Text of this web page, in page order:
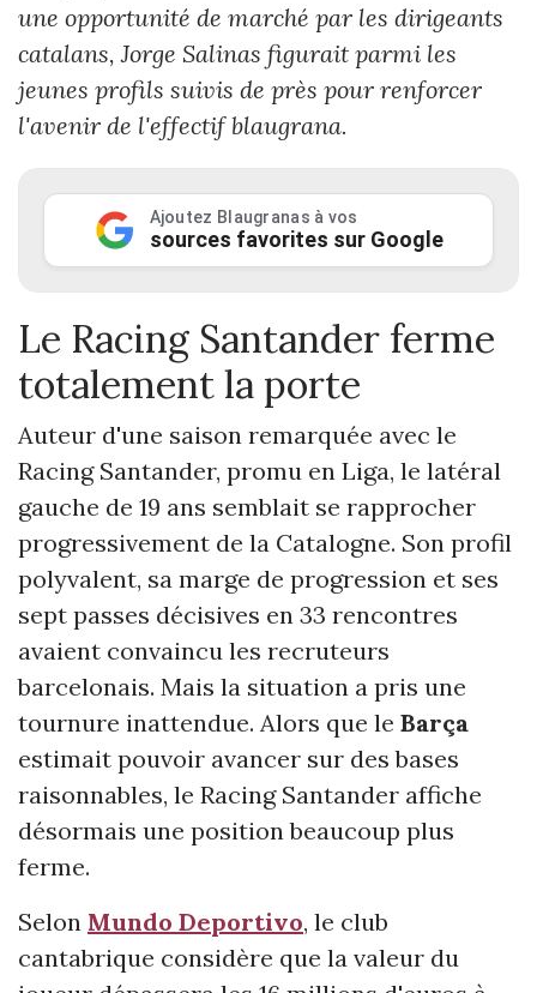
une opportunité de marché par les dirigeants
catalans, Jorge Salinas figurait parmi les
jeunes profils suivis de près pour renforcer
l'avenir de l'effectif blaugrana.
Ajoutez Blaugranas à vos
sources favorites sur Google
Le Racing Santander ferme
totalement la porte
Auteur d'une saison remarquée avec le
Racing Santander, promu en Liga, le latéral
gauche de 19 ans semblait se rapprocher
progressivement de la Catalogne. Son profil
polyvalent, sa marge de progression et ses
sept passes décisives en 33 rencontres
avaient convaincu les recruteurs
barcelonais. Mais la situation a pris une
tournure inattendue. Alors que le Barça
estimait pouvoir avancer sur des bases
raisonnables, le Racing Santander affiche
désormais une position beaucoup plus
ferme.
Selon Mundo Deportivo, le club
cantabrique considère que la valeur du